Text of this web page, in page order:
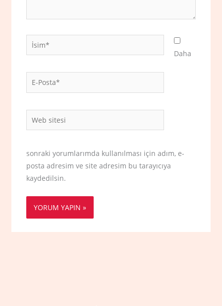
İsim*
Posta*
sitesi
Daha
sonraki yorumlarımda kullanılması için adım, e-
posta adresim ve site adresim bu tarayıcıya
kaydedilsin.